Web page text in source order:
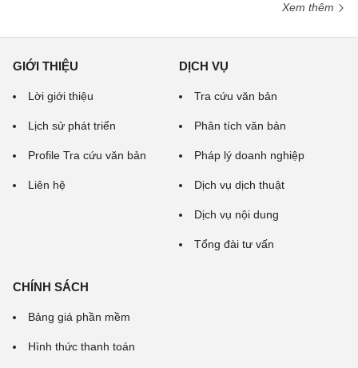
Xem thêm
GIỚI THIỆU
Lời giới thiệu
Lịch sử phát triển
Profile Tra cứu văn bản
Liên hệ
DỊCH VỤ
Tra cứu văn bản
Phân tích văn bản
Pháp lý doanh nghiệp
Dịch vụ dịch thuật
Dịch vụ nội dung
Tổng đài tư vấn
CHÍNH SÁCH
Bảng giá phần mềm
Hình thức thanh toán